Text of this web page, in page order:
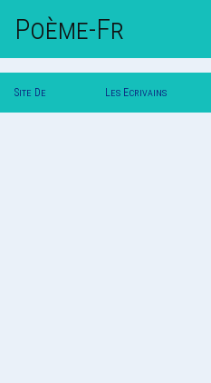
Poème-Fr
Site De Les Ecrivains